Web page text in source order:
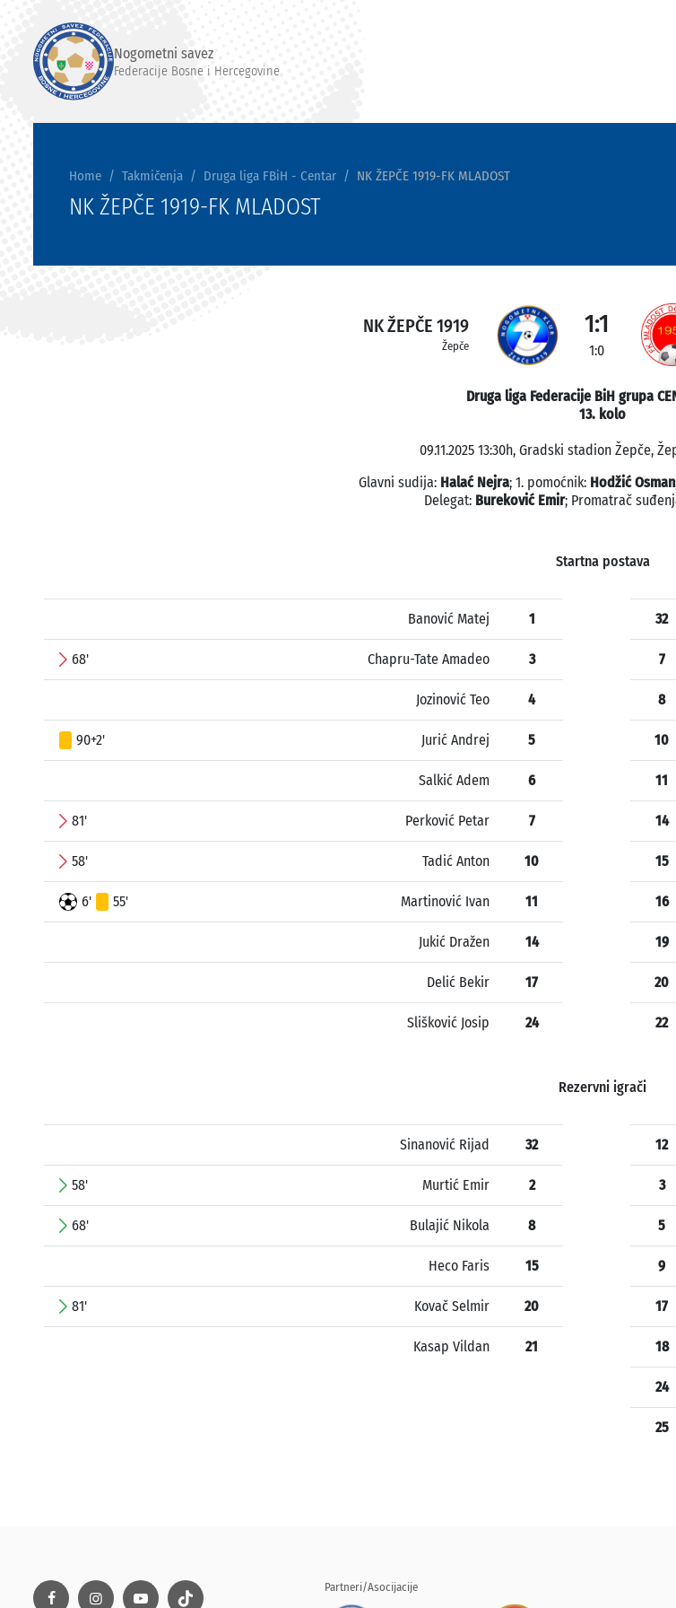
Nogometni savez
Federacije Bosne i Hercegovine
Home Takmičenja Druga liga FBiH - Centar NK ŽEPČE 1919-FK MLADOST
NK ŽEPČE 1919-FK MLADOST
NK ŽEPČE 1919
Žepče
1:1
1:0
Druga liga Federacije BiH grupa
13. kolo
09.11.2025 13:30h, Gradski stadion Žepče,
Glavni sudija: Halać Nejra; 1. pomoćnik: Hodžić Osman
Delegat: Bureković Emir; Promatrač
Startna postava
Banović Matej 1
68' Chapru-Tate Amadeo 3
Jozinović Teo 4
90+2' Jurić Andrej 5
Salkić Adem 6
81' Perković Petar 7
58' Tadić Anton 10
6' 55' Martinović Ivan 11
Jukić Dražen 14
Delić Bekir 17
Slišković Josip 24
32
7
8
10
11
14
15
16
19
20
22
Rezervni igrači
Sinanović Rijad 32
58' Murtić Emir 2
68' Bulajić Nikola 8
Heco Faris 15
81' Kovač Selmir 20
Kasap Vildan 21
12
3
5
9
17
18
24
25
Partneri/Asocijacije